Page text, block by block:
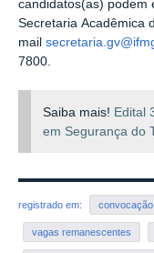
candidatos(as) podem
Secretaria Acadêmica
mail
7800.
Saiba mais! Edital
em Segurança do
registrado em: convocação
vagas remanescentes